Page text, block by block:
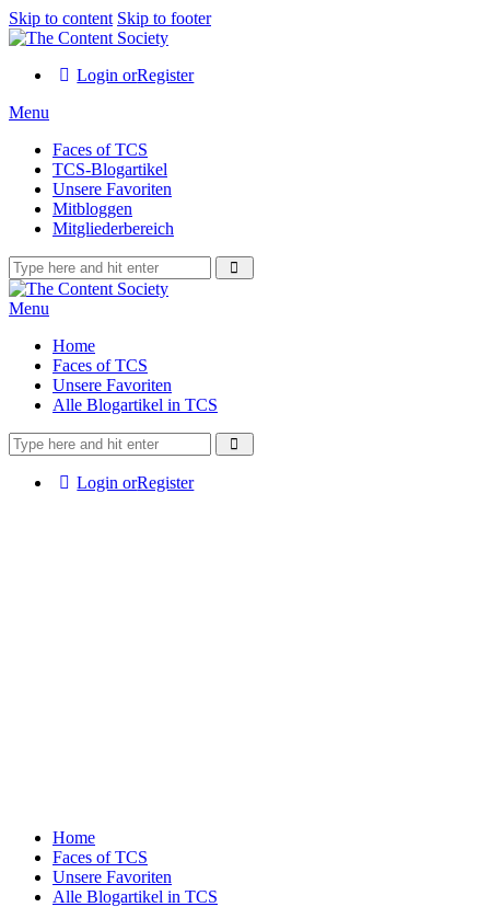
Skip to content Skip to footer
Login orRegister
Menu
Faces of TCS
TCS-Blogartikel
Unsere Favoriten
Mitbloggen
Mitgliederbereich
Menu
Home
Faces of TCS
Unsere Favoriten
Alle Blogartikel in TCS
Login orRegister
Home
Faces of TCS
Unsere Favoriten
Alle Blogartikel in TCS